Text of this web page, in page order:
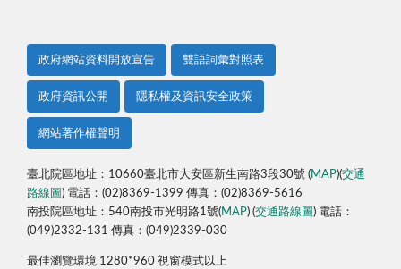
政府網站資料開放宣告 雙語詞彙對照表
政府資訊公開 隱私權及資訊安全政策
網站著作權聲明
臺北院區地址：10660臺北市大安區新生南路3段30號 (MAP)(交通
路線圖 ) 電話：(02)8369-1399 傳真：(02)8369-5616
南投院區地址：540南投市光明路1號(MAP) (交通路線圖 ) 電話：
(049)2332-131 傳真：(049)2339-030
最佳瀏覽環境 1280*960 視窗模式以上